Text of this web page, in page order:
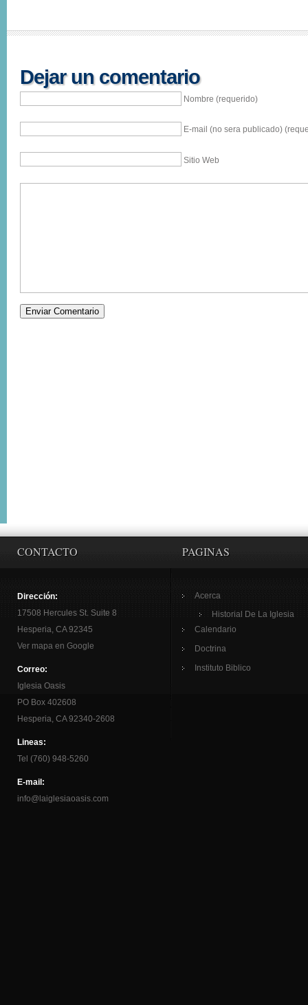
Dejar un comentario
Nombre (requerido)
E-mail (no sera publicado)
Sitio Web
CONTACTO
Dirección:
17508 Hercules St. Suite 8
Hesperia, CA 92345
Ver mapa en Google
Correo:
Iglesia Oasis
PO Box 402608
Hesperia, CA 92340-2608
Lineas:
Tel (760) 948-5260
E-mail:
info@laiglesiaoasis.com
PAGINAS
Acerca
Historial De La Iglesia
Calendario
Doctrina
Instituto Biblico